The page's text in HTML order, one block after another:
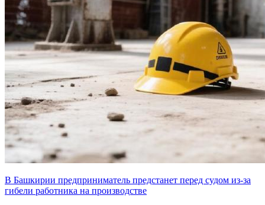
В Башкирии предприниматель предстанет перед судом из-за
гибели работника на производстве